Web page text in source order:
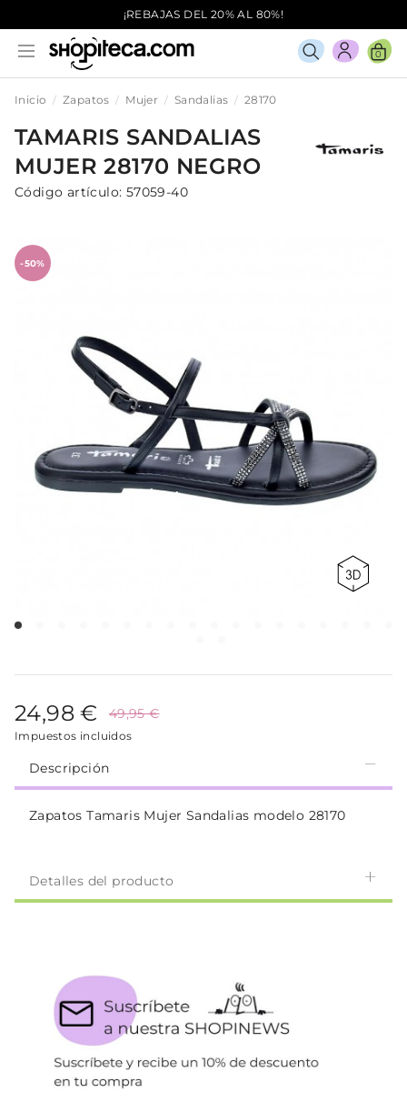
¡REBAJAS DEL 20% AL 80%!
0
Inicio Zapatos Mujer Sandalias 28170
TAMARIS SANDALIAS
MUJER28170 NEGRO
Código artículo: 57059-40
-50%
24,98 € 49,95 €
Impuestos incluidos
Descripción
Zapatos Tamaris Mujer Sandalias modelo 28170
Detalles del producto